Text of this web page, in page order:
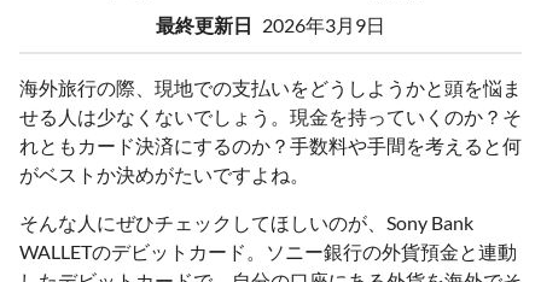
最終更新日 2026年3月9日
海外旅行の際、現地での支払いをどうしようかと頭を悩ま
せる人は少なくないでしょう。現金を持っていくのか？そ
れともカード決済にするのか？手数料や手間を考えると何
がベストか決めがたいですよね。
そんな人にぜひチェックしてほしいのが、Sony Bank
WALLETのデビットカード。ソニー銀行の外貨預金と連動